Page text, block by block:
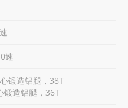
速
锻造铝腿，38T
锻造铝腿，36T